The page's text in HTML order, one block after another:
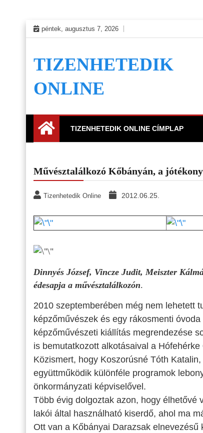
Skip
to
péntek, augusztus 7, 2026
TIZENHETEDIK
ONLINE
TIZENHETEDIK ONLINE CÍMPLAP
Művésztalálkozó Kőbányán, a
Tizenhetedik Online 2012.06.25.
Dinnyés József, Vincze Judit, Meiszter
édesapja a művésztalálkozón.
2010 szeptemberében még nem lehetett
képzőművészek és egy rákosmenti
képzőművészeti kiállítás megrendezése
is bemutatkozott alkotásaival a Hófehérke
Közismert, hogy Koszorúsné Tóth
együttműködik különféle programok
önkormányzati képviselővel.
Több évig dolgoztak azon, hogy élhetővé
lakói által használható kiserdő, ahol ma
Ott van a Kőbányai Darazsak